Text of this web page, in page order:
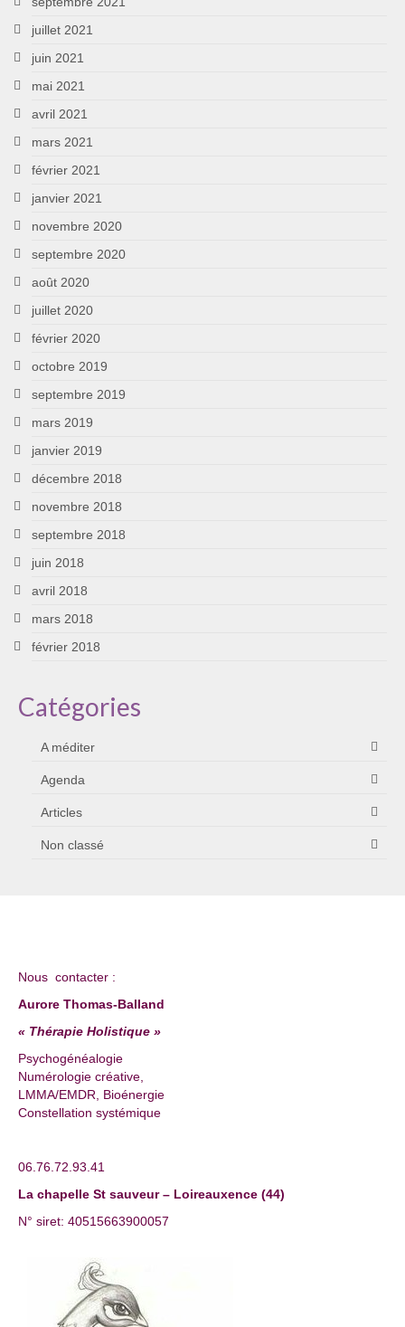
juillet 2021
juin 2021
mai 2021
avril 2021
mars 2021
février 2021
janvier 2021
novembre 2020
septembre 2020
août 2020
juillet 2020
février 2020
octobre 2019
septembre 2019
mars 2019
janvier 2019
décembre 2018
novembre 2018
septembre 2018
juin 2018
avril 2018
mars 2018
février 2018
Catégories
A méditer
Agenda
Articles
Non classé
Nous contacter :
Aurore Thomas-Balland
« Thérapie Holistique »
Psychogénéalogie
Numérologie créative,
LMMA/EMDR, Bioénergie
Constellation systémique
06.76.72.93.41
La chapelle St sauveur – Loireauxence (44)
N° siret: 40515663900057